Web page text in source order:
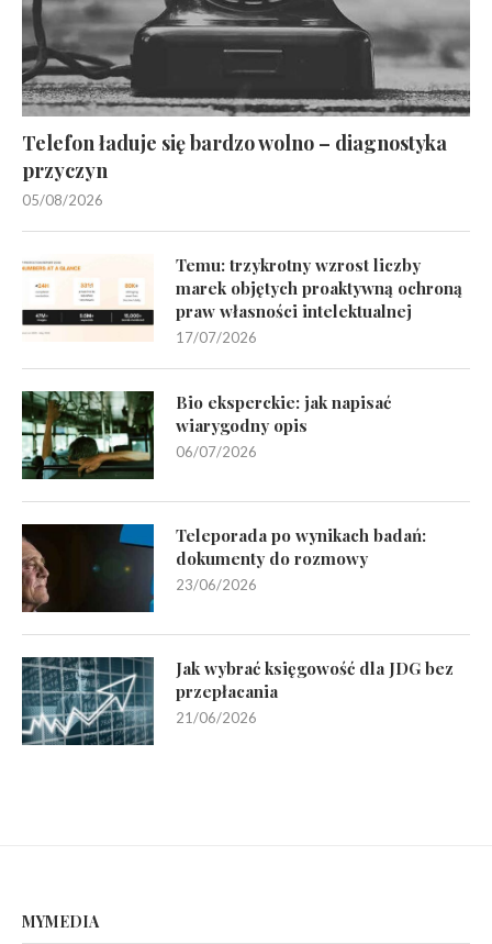
Telefon ładuje się bardzo wolno – diagnostyka
przyczyn
05/08/2026
Temu: trzykrotny wzrost liczby
marek objętych proaktywną ochroną
praw własności intelektualnej
17/07/2026
Bio eksperckie: jak napisać
wiarygodny opis
06/07/2026
Teleporada po wynikach badań:
dokumenty do rozmowy
23/06/2026
Jak wybrać księgowość dla JDG bez
przepłacania
21/06/2026
MYMEDIA